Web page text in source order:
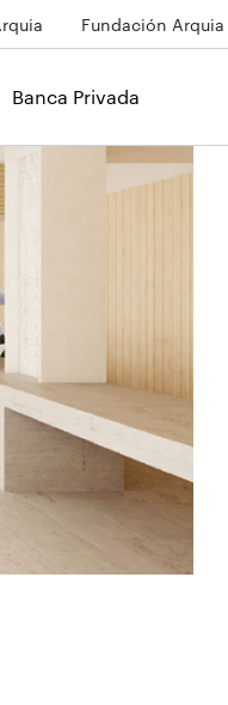
Fundación Arquia
Banca Privada